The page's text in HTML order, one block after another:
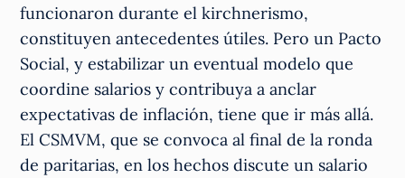
funcionaron durante el kirchnerismo,
constituyen antecedentes útiles. Pero un Pacto
Social, y estabilizar un eventual modelo que
coordine salarios y contribuya a anclar
expectativas de inflación, tiene que ir más allá.
El CSMVM, que se convoca al final de la ronda
de paritarias, en los hechos discute un salario